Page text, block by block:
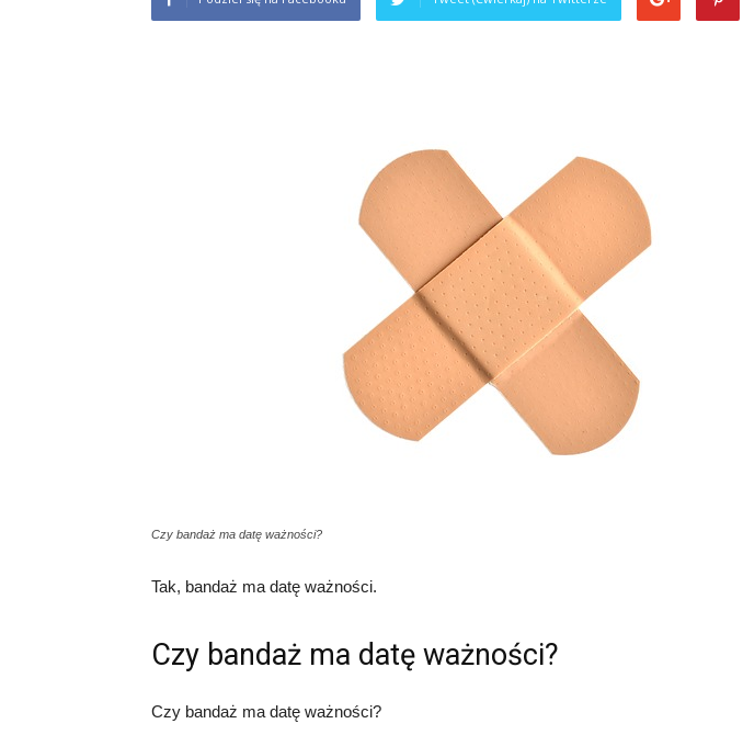
Czy bandaż ma datę ważności?
Tak, bandaż ma datę ważności.
Czy bandaż ma datę ważności?
Czy bandaż ma datę ważności?